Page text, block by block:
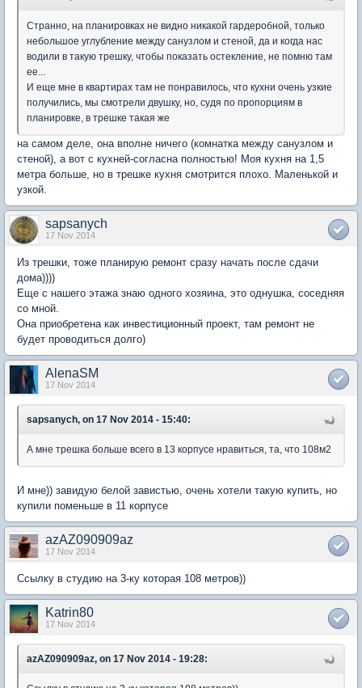
Странно, на планировках не видно никакой гардеробной, только
небольшое углубление между санузлом и стеной, да и когда нас
водили в такую трешку, чтобы показать остекление, не помню там
ее...
И еще мне в квартирах там не понравилось, что кухни очень узкие
получились, мы смотрели двушку, но, судя по пропорциям в
планировке, в трешке такая же
на самом деле, она вполне ничего (комнатка между санузлом и
стеной), а вот с кухней-согласна полностью! Моя кухня на 1,5
метра больше, но в трешке кухня смотрится плохо. Маленькой и
узкой.
sapsanych
17 Nov 2014
Из трешки, тоже планирую ремонт сразу начать после сдачи
дома))))
Еще с нашего этажа знаю одного хозяина, это однушка, соседняя
со мной.
Она приобретена как инвестиционный проект, там ремонт не
будет проводиться долго)
AlenaSM
17 Nov 2014
sapsanych, on 17 Nov 2014 - 15:40:
А мне трешка больше всего в 13 корпусе нравиться, та, что 108м2
И мне)) завидую белой завистью, очень хотели такую купить, но
купили поменьше в 11 корпусе
azAZ090909az
17 Nov 2014
Ссылку в студию на 3-ку которая 108 метров))
Katrin80
17 Nov 2014
azAZ090909az, on 17 Nov 2014 - 19:28: